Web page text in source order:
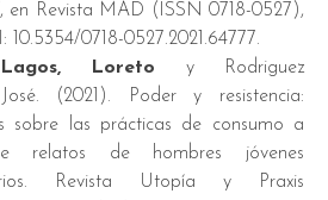
en Revista MAD (ISSN 0718-0527),
10.5354/0718-0527.2021.64777.
Loreto y Rodriguez
(2021). Poder y resistencia:
sobre las prácticas de consumo a
relatos de hombres jóvenes
Revista Utopía y Praxis